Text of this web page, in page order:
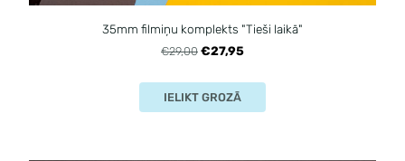
35mm filmiņu komplekts "Tieši laikā"
€29,00 €27,95
IELIKT GROZĀ